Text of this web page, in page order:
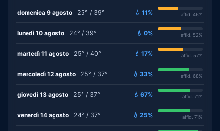
domenica 9 agosto 25° / 39° 💧 11% affid. 46%
lunedì 10 agosto 24° / 39° 💧 0% affid. 52%
martedì 11 agosto 25° / 40° 💧 17% affid. 57%
mercoledì 12 agosto 25° / 37° 💧 33% affid. 68%
giovedì 13 agosto 25° / 37° 💧 67% affid. 71%
venerdì 14 agosto 24° / 37° 💧 25% affid. 71%